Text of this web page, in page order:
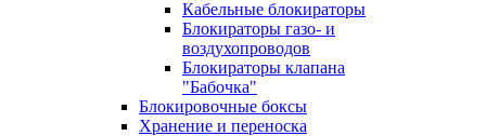
Кабельные блокираторы
Блокираторы газо- и
воздухопроводов
Блокираторы клапана
"Бабочка"
Блокировочные боксы
Хранение и переноска